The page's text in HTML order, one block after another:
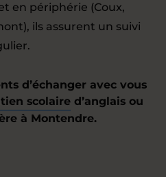
en périphérie (Coux,
ils assurent un suivi
d’échanger avec vous
scolaire d’anglais ou
à Montendre.